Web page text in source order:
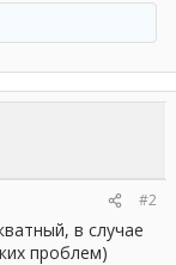
#2
в случае
проблем)